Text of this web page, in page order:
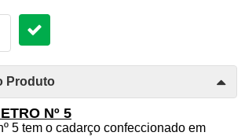
Produto
Nº 5
5 tem o cadarço confeccionado em